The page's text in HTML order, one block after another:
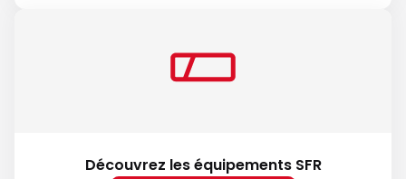
Découvrez les équipements SFR